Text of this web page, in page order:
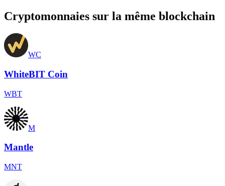
Cryptomonnaies sur la même blockchain
WC
WhiteBIT Coin
WBT
M
Mantle
MNT